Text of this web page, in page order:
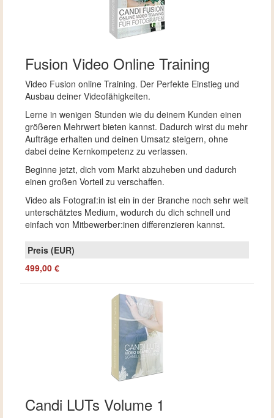
Fusion Video Online Training
Video Fusion online Training. Der Perfekte Einstieg und
Ausbau deiner Videofähigkeiten.
Lerne in wenigen Stunden wie du deinem Kunden einen
größeren Mehrwert bieten kannst. Dadurch wirst du mehr
Aufträge erhalten und deinen Umsatz steigern, ohne
dabei deine Kernkompetenz zu verlassen.
Beginne jetzt, dich vom Markt abzuheben und dadurch
einen großen Vorteil zu verschaffen.
Video als Fotograf:in ist ein in der Branche noch sehr weit
unterschätztes Medium, wodurch du dich schnell und
einfach von Mitbewerber:inen differenzieren kannst.
499,00 €
Candi LUTs Volume 1